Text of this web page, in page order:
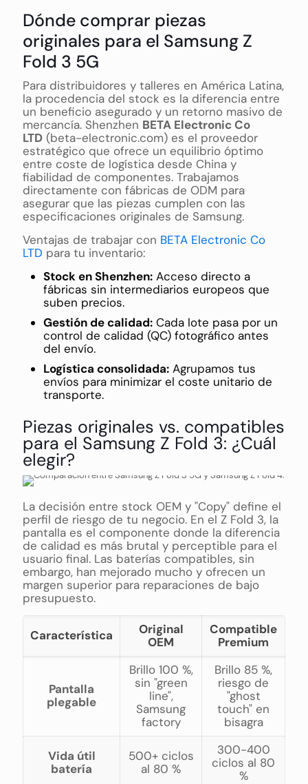
Dónde comprar piezas
originales para el Samsung Z
Fold 3 5G
Para distribuidores y talleres en América Latina,
la procedencia del stock es la diferencia entre
un beneficio asegurado y un retorno masivo de
mercancía. Shenzhen BETA Electronic Co
LTD (beta-electronic.com) es el proveedor
estratégico que ofrece un equilibrio óptimo
entre coste de logística desde China y
fiabilidad de componentes. Trabajamos
directamente con fábricas de ODM para
asegurar que las piezas cumplen con las
especificaciones originales de Samsung.
Ventajas de trabajar con BETA Electronic Co
LTD para tu inventario:
Stock en Shenzhen: Acceso directo a
fábricas sin intermediarios europeos que
suben precios.
Gestión de calidad: Cada lote pasa por un
control de calidad (QC) fotográfico antes
del envío.
Logística consolidada: Agrupamos tus
envíos para minimizar el coste unitario de
transporte.
Piezas originales vs. compatibles
para el Samsung Z Fold 3: ¿Cuál
elegir?
La decisión entre stock OEM y "Copy" define el
perfil de riesgo de tu negocio. En el Z Fold 3, la
pantalla es el componente donde la diferencia
de calidad es más brutal y perceptible para el
usuario final. Las baterías compatibles, sin
embargo, han mejorado mucho y ofrecen un
margen superior para reparaciones de bajo
presupuesto.
Característica
Original
OEM
Compatible
Premium
Pantalla
plegable
Brillo 100 %,
sin "green
line",
Samsung
factory
Brillo 85 %,
riesgo de
"ghost
touch" en
bisagra
Vida útil
batería
500+ ciclos
al 80 %
300-400
ciclos al 80
%